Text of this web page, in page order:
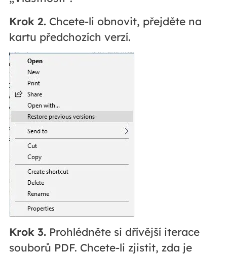
Krok 2.Chcete-li obnovit, přejděte na
kartu předchozích verzí.
Krok 3.Prohlédněte si dřívější iterace
souborů PDF. Chcete-li zjistit, zda je